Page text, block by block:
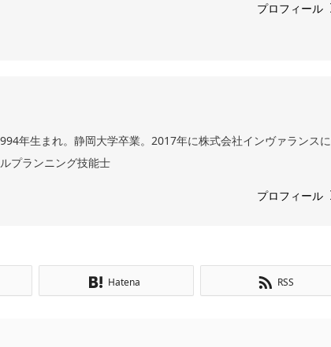
プロフィール
年生まれ。静岡大学卒業。2017年に株式会社インヴァランスに
プランニング技能士
プロフィール
Hatena RSS